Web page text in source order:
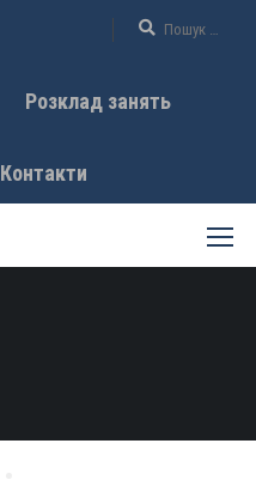
Розклад занять
Контакти